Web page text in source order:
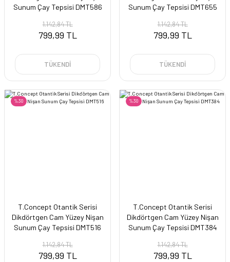
Sunum Çay Tepsisi DMT586
1.142,84 TL
799,99 TL
TÜKENDİ
Sunum Çay Tepsisi DMT655
1.142,84 TL
799,99 TL
TÜKENDİ
%30
T.Concept Otantik Serisi
Dikdörtgen Cam Yüzey Nişan
Sunum Çay Tepsisi DMT516
1.142,84 TL
799,99 TL
%30
T.Concept Otantik Serisi
Dikdörtgen Cam Yüzey Nişan
Sunum Çay Tepsisi DMT384
1.142,84 TL
799,99 TL